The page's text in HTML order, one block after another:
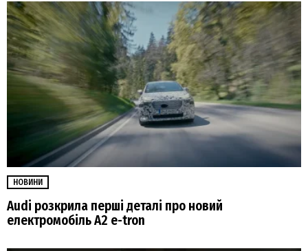
НОВИНИ
Audi розкрила перші деталі про новий
електромобіль A2 e-tron